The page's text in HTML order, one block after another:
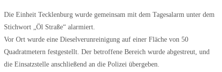
Die Einheit Tecklenburg wurde gemeinsam mit dem Tagesalarm unter dem
Stichwort „Öl Straße“ alarmiert.
Vor Ort wurde eine Dieselverunreinigung auf einer Fläche von 50
Quadratmetern festgestellt. Der betroffene Bereich wurde abgestreut, und
die Einsatzstelle anschließend an die Polizei übergeben.